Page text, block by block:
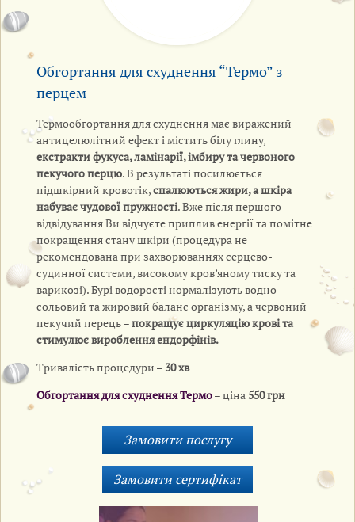
Обгортання для схуднення “Термо” з
перцем
Термообгортання для схуднення має виражений
антицелюлітний ефект і містить білу глину,
екстракти фукуса, ламінарії, імбиру та червоного
пекучого перцю. В результаті посилюється
підшкірний кровотік,спалюються жири, а шкіра
набуває чудової пружності. Вже після першого
відвідуванняВи відчуєте приплив енергії та помітне
покращення стану шкіри (процедура не
рекомендована при захворюваннях серцево-
судинної системи, високому кров’яному тиску та
варикозі). Бурі водорості нормалізують водно-
сольовий та жировий баланс організму, а червоний
пекучий перець –покращує циркуляцію крові та
стимулює вироблення ендорфінів.
Тривалість процедури – 30 хв
Обгортання для схуднення Термо– ціна550 грн